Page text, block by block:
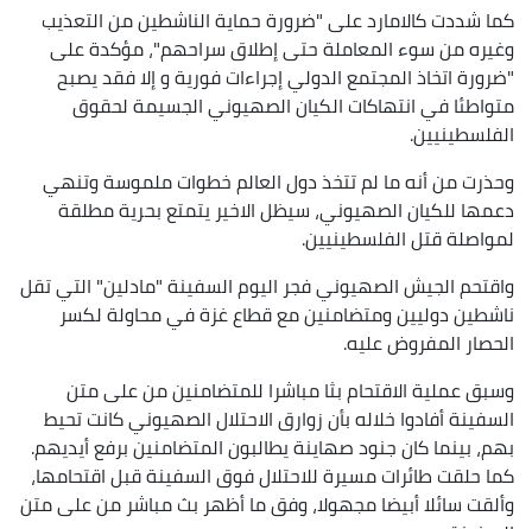
كما شددت كالامارد على "ضرورة حماية الناشطين من التعذيب
وغيره من سوء المعاملة حتى إطلاق سراحهم"، مؤكدة على
"ضرورة اتخاذ المجتمع الدولي إجراءات فورية و إلا فقد يصبح
متواطئا في انتهاكات الكيان الصهيوني الجسيمة لحقوق
الفلسطينيين.
وحذرت من أنه ما لم تتخذ دول العالم خطوات ملموسة وتنهي
دعمها للكيان الصهيوني، سيظل الاخير يتمتع بحرية مطلقة
لمواصلة قتل الفلسطينيين.
واقتحم الجيش الصهيوني فجر اليوم السفينة "مادلين" التي تقل
ناشطين دوليين ومتضامنين مع قطاع غزة في محاولة لكسر
الحصار المفروض عليه.
وسبق عملية الاقتحام بثا مباشرا للمتضامنين من على متن
السفينة أفادوا خلاله بأن زوارق الاحتلال الصهيوني كانت تحيط
بهم، بينما كان جنود صهاينة يطالبون المتضامنين برفع أيديهم.
كما حلقت طائرات مسيرة للاحتلال فوق السفينة قبل اقتحامها،
وألقت سائلا أبيضا مجهولا، وفق ما أظهر بث مباشر من على متن